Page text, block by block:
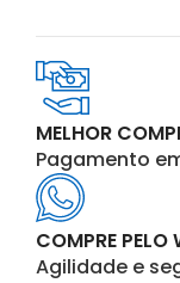
MELHOR
Pagamento
COMPRE PELO
Agilidade e